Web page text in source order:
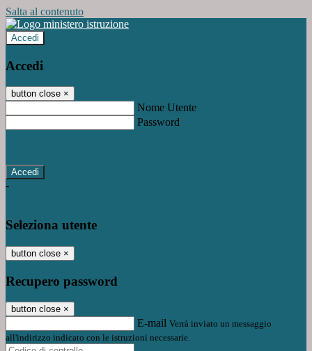
Salta al contenuto
Accedi
Accedi
button close ×
Nome Utente
Password
-
Seleziona utente
button close ×
Recupero password
button close ×
E-mail Verrà inviato un messaggio
all'indirizzo indicato con le istruzioni necessarie.